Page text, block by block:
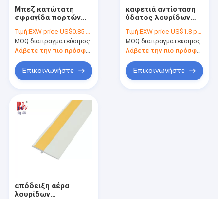
Μπεζ κατώτατη
σφραγίδα πορτών
36mm ύψος για το
ξενοδοχείο
Τιμή:EXW price US$0.85 per piece
MOQ:διαπραγματεύσιμος
Λάβετε την πιο πρόσφατη τιμή
Επικοινωνήστε
καφετιά αντίσταση
ύδατος λουρίδων
σφραγίδων πορτών
χασμάτων 3mm
Τιμή:EXW price US$1.8 per piece
MOQ:διαπραγματεύσιμος
Επικοινωνήστε
απόδειξη αέρα
λουρίδων